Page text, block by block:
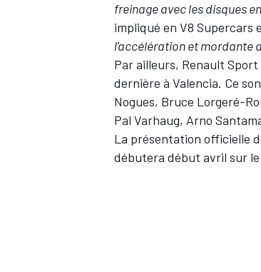
freinage avec les disques
impliqué en V8 Supercars
l’accélération et mordante
Par ailleurs, Renault Sport
dernière à Valencia. Ce
Nogues, Bruce Lorgeré-
Pal Varhaug, Arno
La présentation officielle
débutera début avril sur